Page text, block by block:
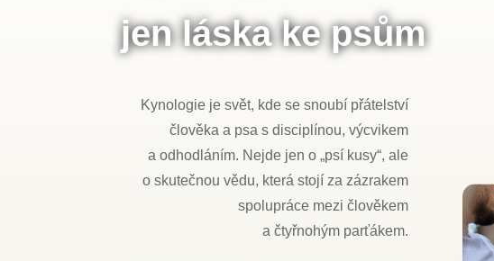
jen láska ke psům
Kynologie je svět, kde se snoubí přátelství
člověka a psa s disciplínou, výcvikem
a odhodláním. Nejde jen o „psí kusy“, ale
o skutečnou vědu, která stojí za zázrakem
spolupráce mezi člověkem
a čtyřnohým parťákem.